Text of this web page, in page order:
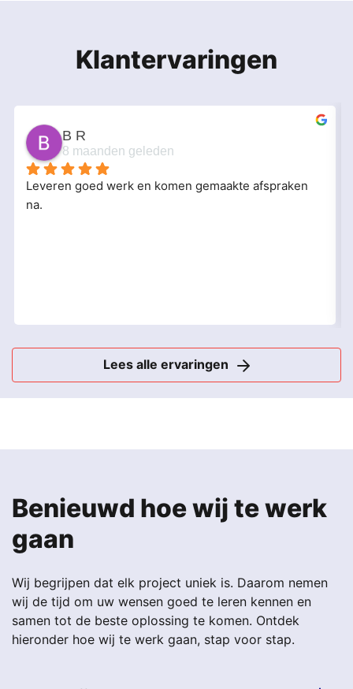
Klantervaringen
B R
8 maanden geleden
Leveren goed werk en komen gemaakte afspraken
na.
Lees alle ervaringen
Benieuwd hoe wij te werk
gaan
Wij begrijpen dat elk project uniek is. Daarom nemen
wij de tijd om uw wensen goed te leren kennen en
samen tot de beste oplossing te komen. Ontdek
hieronder hoe wij te werk gaan, stap voor stap.